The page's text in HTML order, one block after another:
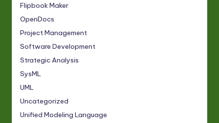
Flipbook Maker
OpenDocs
Project Management
Software Development
Strategic Analysis
SysML
UML
Uncategorized
Unified Modeling Language